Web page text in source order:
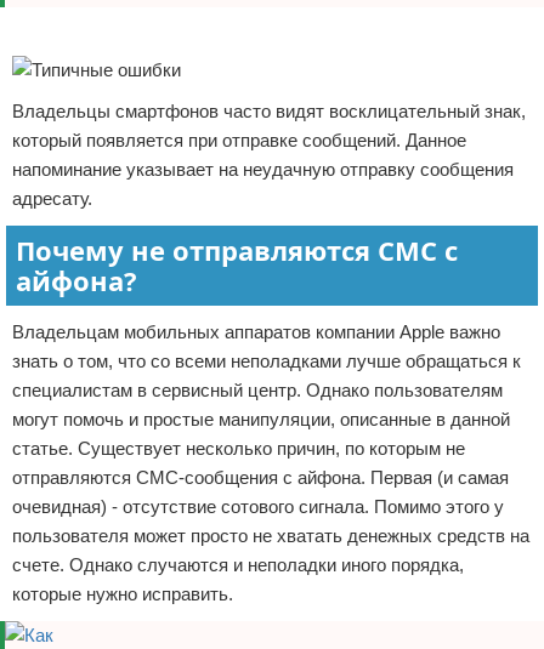
Владельцы смартфонов часто видят восклицательный знак,
который появляется при отправке сообщений. Данное
напоминание указывает на неудачную отправку сообщения
адресату.
Почему не отправляются СМС с
айфона?
Владельцам мобильных аппаратов компании Apple важно
знать о том, что со всеми неполадками лучше обращаться к
специалистам в сервисный центр. Однако пользователям
могут помочь и простые манипуляции, описанные в данной
статье. Существует несколько причин, по которым не
отправляются СМС-сообщения с айфона. Первая (и самая
очевидная) - отсутствие сотового сигнала. Помимо этого у
пользователя может просто не хватать денежных средств на
счете. Однако случаются и неполадки иного порядка,
которые нужно исправить.